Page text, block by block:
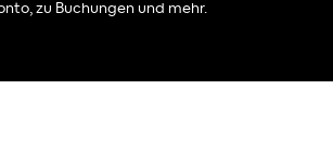
zu Buchungen und mehr.